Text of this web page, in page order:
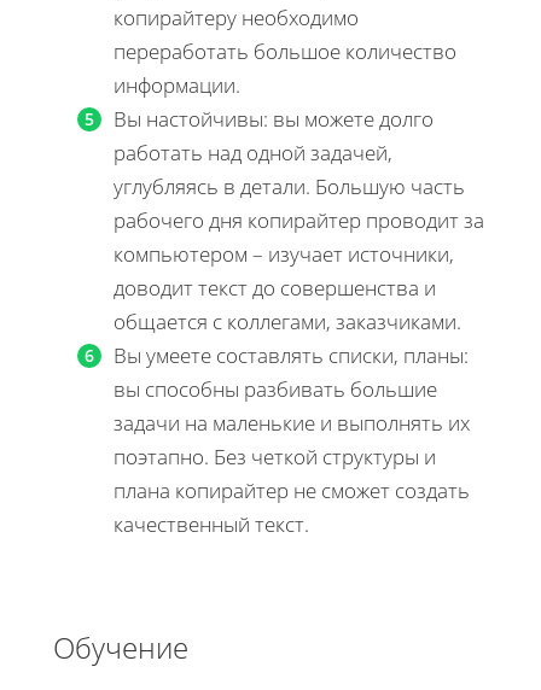
копирайтеру необходимо
переработать большое количество
информации.
Вы настойчивы: вы можете долго
работать над одной задачей,
углубляясь в детали. Большую часть
рабочего дня копирайтер проводит за
компьютером – изучает источники,
доводит текст до совершенства и
общается с коллегами, заказчиками.
Вы умеете составлять списки, планы:
вы способны разбивать большие
задачи на маленькие и выполнять их
поэтапно. Без четкой структуры и
плана копирайтер не сможет создать
качественный текст.
Обучение